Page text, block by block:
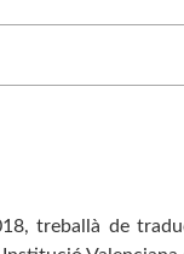
treballà de